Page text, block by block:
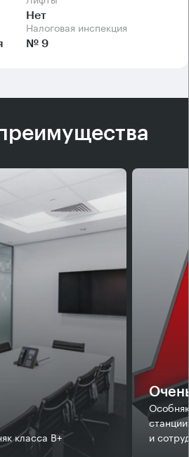
Нет
Налоговая инспекция
№ 9
класса В+
и